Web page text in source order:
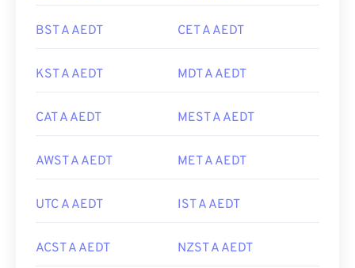
BST A AEDT CET A AEDT
KST A AEDT MDT A AEDT
CAT A AEDT MEST A AEDT
AWST A AEDT MET A AEDT
UTC A AEDT IST A AEDT
ACST A AEDT NZST A AEDT